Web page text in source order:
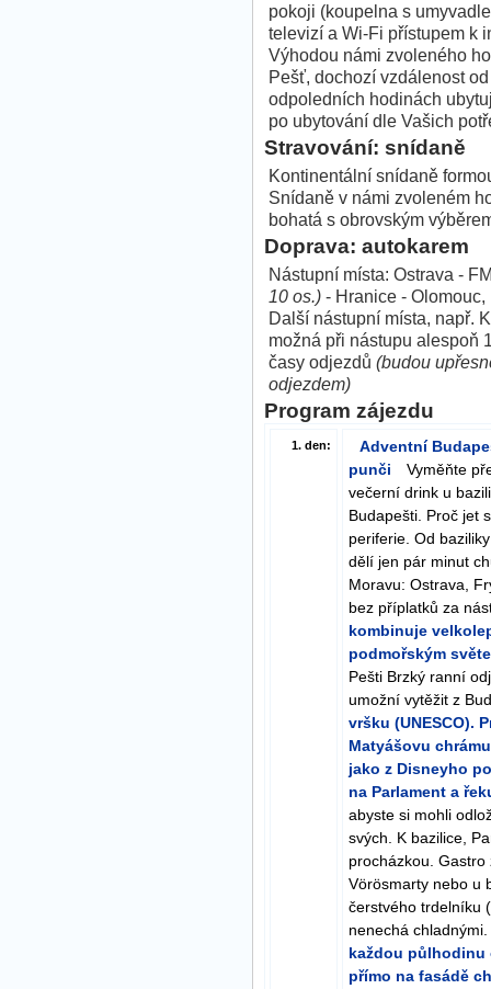
pokoji (koupelna s
televizí a Wi-Fi přístupem k
Výhodou námi zvoleného
Pešť, dochozí vzdálenost
odpoledních hodinách
po ubytování dle Vašich
Stravování: snídaně
Kontinentální snídaně
Snídaně v námi zvoleném
bohatá s obrovským
Doprava: autokarem
Nástupní místa: Ostrava -
10 os.) - Hranice - Olomouc,
Další nástupní místa, např.
možná při nástupu alespoň
časy odjezdů (budou
odjezdem)
Program zájezdu
1. den:
Adventní
punči
Vyměňte
večerní drink u
Budapešti. Proč jet
periferie. Od
dělí jen pár minut
Moravu: Ostrava,
bez příplatků za
kombinuje
podmořským
Pešti Brzký ranní
umožní vytěžit z
vršku (UNESCO).
Matyášovu
jako z Disneyho
na Parlament a
abyste si mohli
svých. K bazilice,
procházkou.
Vörösmarty nebo u
čerstvého trdelníku
nenechá chladnými.
každou půlhodinu
přímo na fasádě